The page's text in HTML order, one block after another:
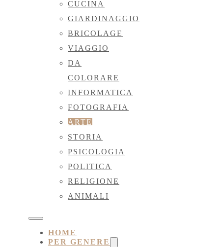
CUCINA
GIARDINAGGIO
BRICOLAGE
VIAGGIO
DA
COLORARE
INFORMATICA
FOTOGRAFIA
ARTE
STORIA
PSICOLOGIA
POLITICA
RELIGIONE
ANIMALI
HOME
PER GENERE